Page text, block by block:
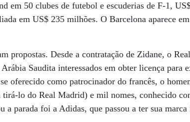
em 50 clubes de futebol e escuderias de F-1,
em US$ 235 milhões. O Barcelona aparece
propostas. Desde a contratação de Zidane, o
Saudita interessados em obter licença para
oferecido como patrocinador do francês, o
lo do Real Madrid) e mil nomes, conhecido
a parada foi a Adidas, que passou a ter sua